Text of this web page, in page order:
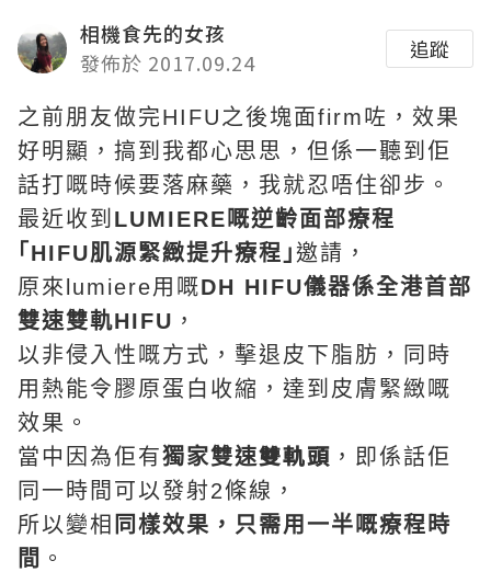
相機食先的女孩
發佈於 2017.09.24
追蹤
之前朋友做完HIFU之後塊面firm咗，效果
好明顯，搞到我都心思思，但係一聽到佢
話打嘅時候要落麻藥，我就忍唔住卻步。
最近收到 LUMIERE嘅逆齡面部療程
｢HIFU肌源緊緻提升療程｣邀請，
原來lumiere用嘅DH HIFU儀器係全港首部
雙速雙軌HIFU ，
以非侵入性嘅方式，‭擊退‬皮下脂肪，同時
用熱能令膠原蛋白收縮，達到皮膚緊緻嘅
效果。
‬當中因為佢有獨家雙速雙軌頭 ，即係話佢
同一時間可以發射2條線，
所以變相 同樣效果，只需用一半嘅療程時
間 。